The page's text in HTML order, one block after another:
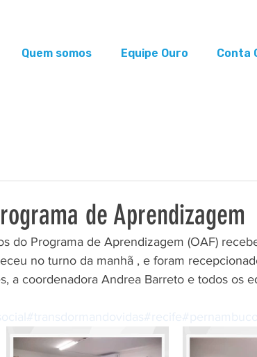
Quem somos Equipe Ouro Conta
de Aprendizagem
do Programa de Aprendizagem (OAF)
no turno da manhã , e foram
a coordenadora Andrea Barreto e todos os